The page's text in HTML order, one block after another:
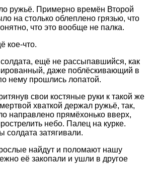
ружьё. Примерно времён Второй
на столько облеплено грязью, что
что это вообще не палка.
кое-что.
ещё не рассыпавшийся, как
даже поблёскивающий в
нему прошлись лопатой.
свои костяные руки к такой же
хваткой держал ружьё, так,
направлено прямёхонько вверх,
небо. Палец на курке.
солдата затягивали.
найдут и поломают нашу
её закопали и ушли в другое